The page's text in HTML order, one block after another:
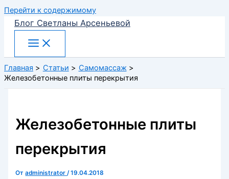
Перейти к содержимому
Блог Светланы Арсеньевой
Главная Статьи
Самомассаж
Железобетонные плиты перекрытия
Железобетонные плиты
перекрытия
Отadministrator/19.04.2018